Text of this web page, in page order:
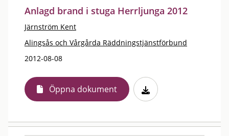
Anlagd brand i stuga Herrljunga 2012
Järnström Kent
Alingsås och Vårgårda Räddningstjänstförbund
2012-08-08
Öppna dokument